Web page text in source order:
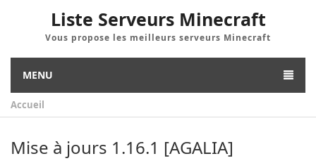
Liste Serveurs Minecraft
Vous propose les meilleurs serveurs Minecraft
MENU
Accueil
Mise à jours 1.16.1 [AGALIA]